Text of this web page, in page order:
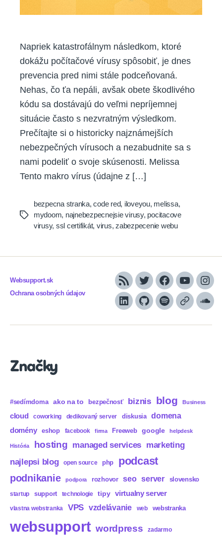
Napriek katastrofálnym následkom, ktoré
dokážu počítačové vírusy spôsobiť, je dnes
prevencia pred nimi stále podceňovaná.
Nehas, čo ťa nepáli, avšak obete škodlivého
kódu sa dostávajú do veľmi nepríjemnej
situácie často s nezvratným výsledkom.
Prečítajte si o historicky najznámejších
nebezpečných vírusoch a nezabudnite sa s
nami podeliť o svoje skúsenosti. Melissa
Tento makro vírus (údajne z […]
Tags
bezpecna stranka,code red, iloveyou, melissa,
mydoom, najnebezpecnejsie virusy, pocitacove
virusy, ssl certifikát, virus,zabezpecenie webu
Websupport.sk
Ochrana osobných údajov
RSS TwitterFacebook
YouTube
LinkedInGitHubSpotifyApple
Značky
#sedímdoma ako na to bezpečnosť biznis blog Business
cloud coworking dedikovaný server diskusia domena
domény eshop facebook firma Freeweb google helpdesk
História hosting managed services marketing
najlepsi blog open source php podcast
podnikanie podpora rozhovor seo server slovensko
startup support technologie tipy virtualny server
vlastna webstranka VPS vzdelávanie web webstranka
websupport wordpress zadarmo